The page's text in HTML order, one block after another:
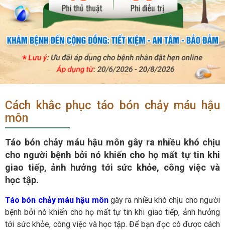
Cách khắc phục táo bón chảy máu hậu
môn
Táo bón chảy máu hậu môn gây ra nhiều khó chịu
cho người bệnh bởi nó khiến cho họ mất tự tin khi
giao tiếp, ảnh hưởng tới sức khỏe, công việc và
học tập.
Táo bón chảy máu hậu môngây ra nhiều khó chịu cho người
bệnh bởi nó khiến cho họ mất tự tin khi giao tiếp, ảnh hưởng
tới sức khỏe, công việc và học tập. Để bạn đọc có được cách